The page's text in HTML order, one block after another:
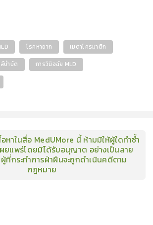
โรคหายาก
เมตาโครมาติก
บำบัด
การวินิจฉัย MLD
หาในสื่อ MedUMore นี้ ห้ามมิให้ผู้ใดทำซ้ำ
ยแพร่โดยมิได้รับอนุญาต อย่างเป็นลาย
กระทำการฝ่าฝืนจะถูกดำเนินคดีตาม
กฎหมาย